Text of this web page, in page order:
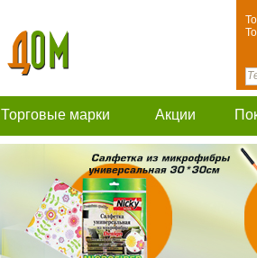
Торговые марки Акции